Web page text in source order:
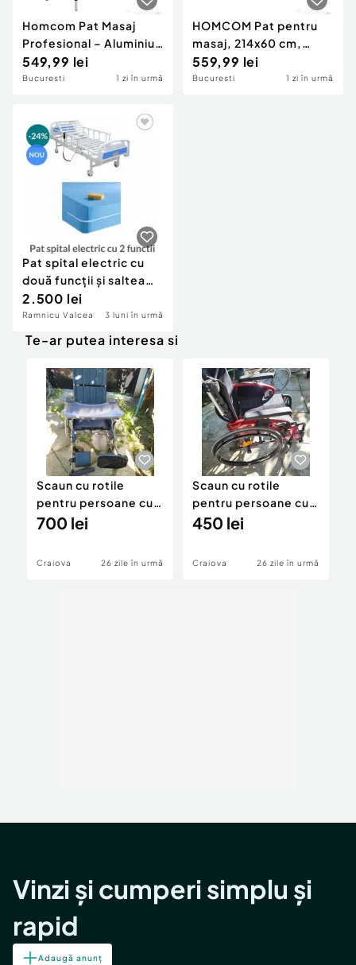
Homcom Pat Masaj
Profesional – Aluminiu
Pliabil & Portabil
549,99 lei
Bucuresti 1 zi în urmă
HOMCOM Pat pentru
masaj, 214x60 cm,
negru, portocaliu
559,99 lei
Bucuresti 1 zi în urmă
Pat spital electric cu
două funcții și saltea
premiu
2.500 lei
Ramnicu Valcea 3 luni în urmă
Te-ar putea interesa si
Scaun cu rotile
pentru persoane cu
dizabilitati
700 lei
Craiova 26 zile în urmă
Scaun cu rotile
pentru persoane cu
dizabilitati
450 lei
Craiova 26 zile în urmă
Vinzi și cumperi simplu și
rapid
Adaugă anunț